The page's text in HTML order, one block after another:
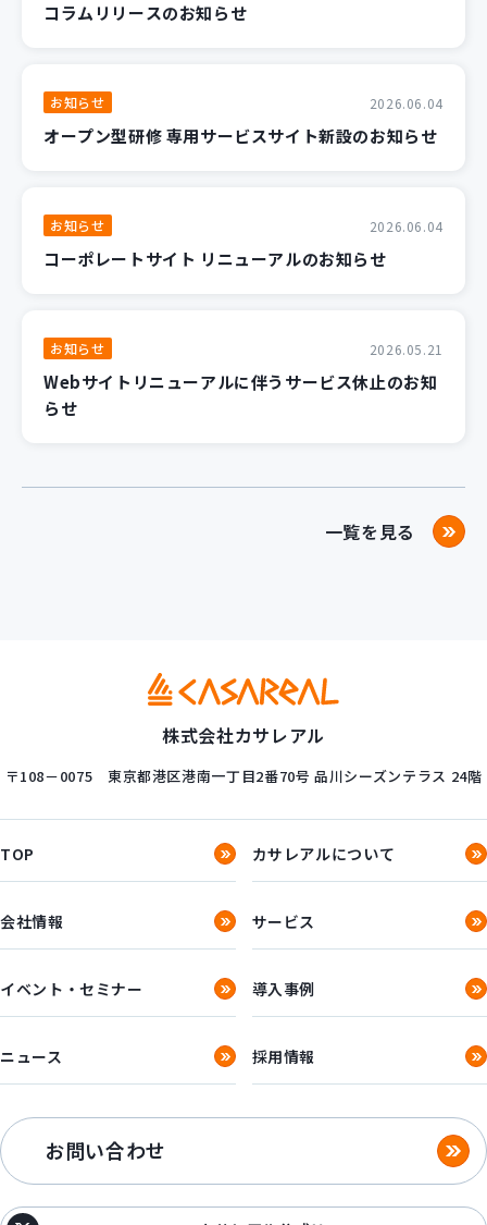
コラムリリースのお知らせ
お知らせ 2026.06.04
オープン型研修 専用サービスサイト新設のお知らせ
お知らせ 2026.06.04
コーポレートサイト リニューアルのお知らせ
お知らせ 2026.05.21
Webサイトリニューアルに伴うサービス休止のお知
らせ
一覧を見る
株式会社カサレアル
〒108－0075 東京都港区港南一丁目2番70号 品川シーズンテラス 24階
TOP カサレアルについて
会社情報 サービス
イベント・セミナー 導入事例
ニュース 採用情報
お問い合わせ